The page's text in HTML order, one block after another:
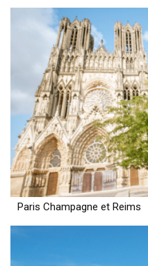
Paris Champagne et Reims